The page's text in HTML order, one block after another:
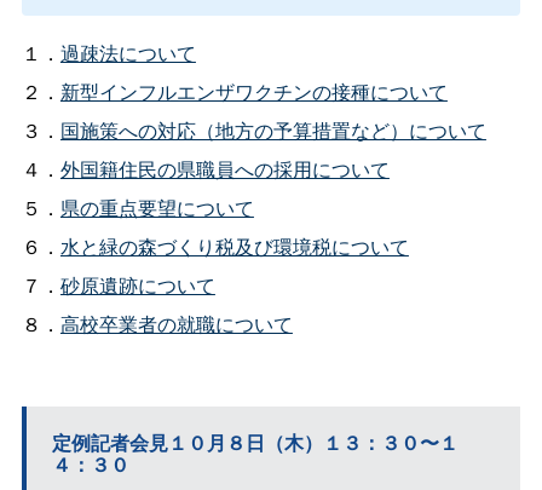
１． 過疎法について
２． 新型インフルエンザワクチンの接種について
３． 国施策への対応（地方の予算措置など）について
４． 外国籍住民の県職員への採用について
５． 県の重点要望について
６． 水と緑の森づくり税及び環境税について
７． 砂原遺跡について
８． 高校卒業者の就職について
定例記者会見１０月８日（木）１３：３０〜１
４：３０